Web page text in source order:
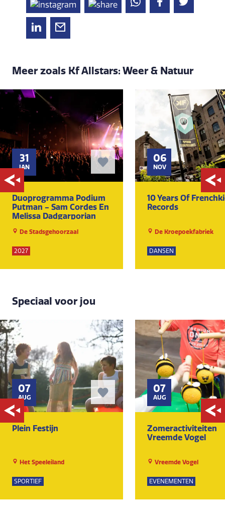
Meer zoals Kf Allstars: Weer & Natuur
31
JAN
Duoprogramma Podium
Putman - Sam Cordes En
Melissa Dadgarporian
De Stadsgehoorzaal
2027
06
NOV
10 Years Of
Records
De Kroepoekfabriek
DANSEN
Speciaal voor jou
07
AUG
Plein Festijn
Het Speeleiland
SPORTIEF
07
AUG
Zomeractiviteiten
Vreemde Vogel
Vreemde Vogel
EVENEMENTEN